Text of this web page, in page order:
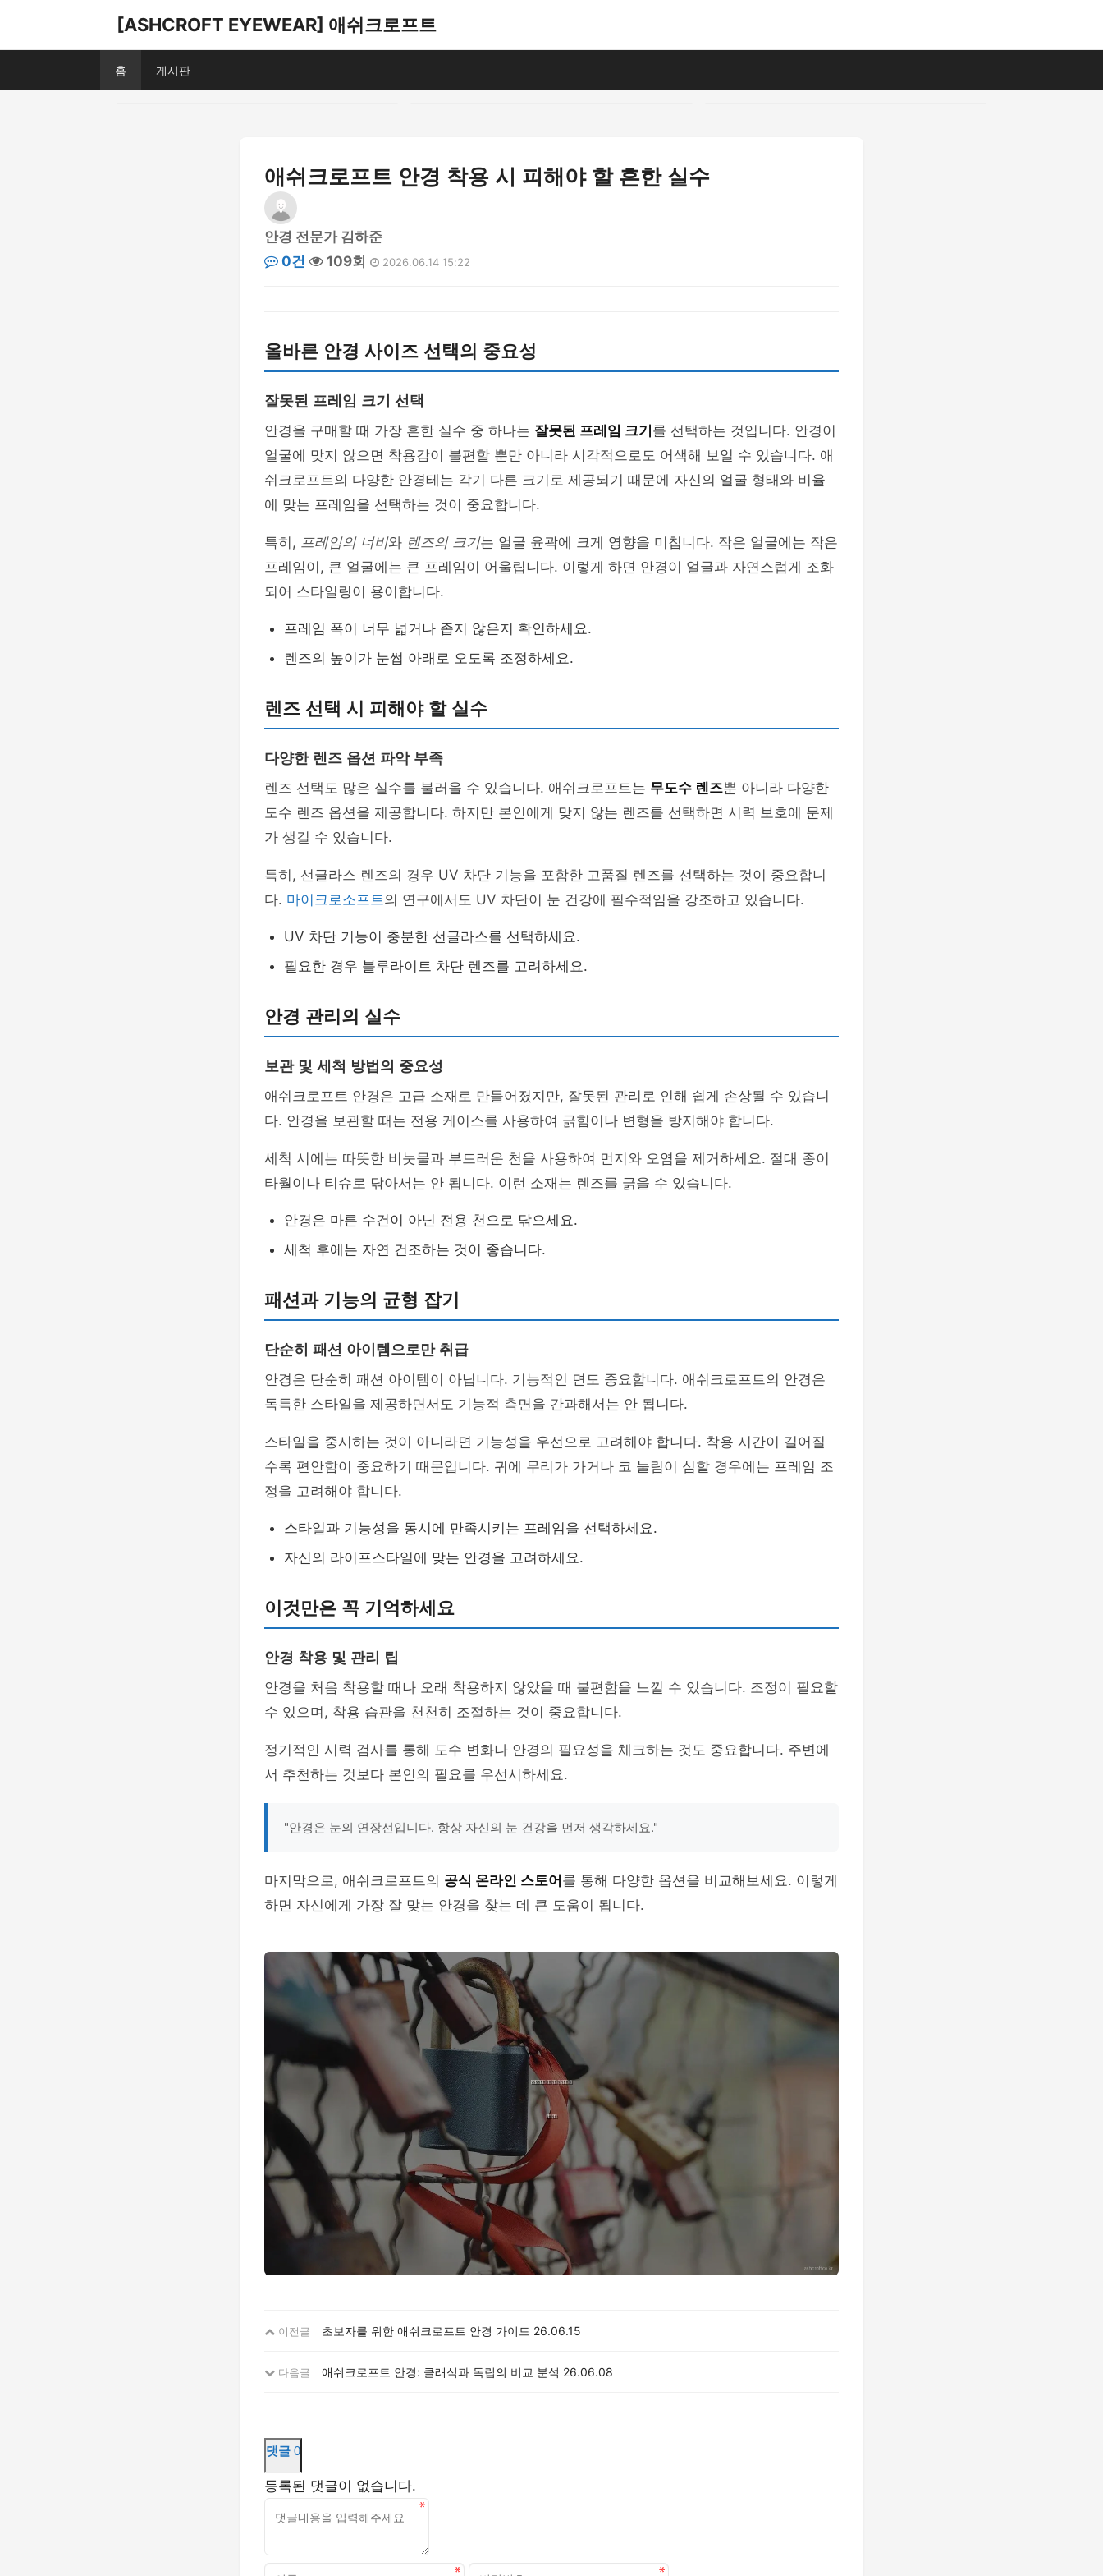
[ASHCROFT EYEWEAR] 애쉬크로프트
홈 게시판
애쉬크로프트 안경 착용 시 피해야 할 흔한 실수
안경 전문가 김하준
0건
109회 2026.06.14 15:22
올바른 안경 사이즈 선택의 중요성
잘못된 프레임 크기 선택
안경을 구매할 때 가장 흔한 실수 중 하나는 잘못된 프레임 크기 를 선택하는 것입니다. 안경이
얼굴에 맞지 않으면 착용감이 불편할 뿐만 아니라 시각적으로도 어색해 보일 수 있습니다. 애
쉬크로프트의 다양한 안경테는 각기 다른 크기로 제공되기 때문에 자신의 얼굴 형태와 비율
에 맞는 프레임을 선택하는 것이 중요합니다.
특히, 프레임의 너비와 렌즈의 크기는 얼굴 윤곽에 크게 영향을 미칩니다. 작은 얼굴에는 작은
프레임이, 큰 얼굴에는 큰 프레임이 어울립니다. 이렇게 하면 안경이 얼굴과 자연스럽게 조화
되어 스타일링이 용이합니다.
프레임 폭이 너무 넓거나 좁지 않은지 확인하세요.
렌즈의 높이가 눈썹 아래로 오도록 조정하세요.
렌즈 선택 시 피해야 할 실수
다양한 렌즈 옵션 파악 부족
렌즈 선택도 많은 실수를 불러올 수 있습니다. 애쉬크로프트는 무도수 렌즈뿐 아니라 다양한
도수 렌즈 옵션을 제공합니다. 하지만 본인에게 맞지 않는 렌즈를 선택하면 시력 보호에 문제
가 생길 수 있습니다.
특히, 선글라스 렌즈의 경우 UV 차단 기능을 포함한 고품질 렌즈를 선택하는 것이 중요합니
다. 마이크로소프트의 연구에서도 UV 차단이 눈 건강에 필수적임을 강조하고 있습니다.
UV 차단 기능이 충분한 선글라스를 선택하세요.
필요한 경우 블루라이트 차단 렌즈를 고려하세요.
안경 관리의 실수
보관 및 세척 방법의 중요성
애쉬크로프트 안경은 고급 소재로 만들어졌지만, 잘못된 관리로 인해 쉽게 손상될 수 있습니
다. 안경을 보관할 때는 전용 케이스를 사용하여 긁힘이나 변형을 방지해야 합니다.
세척 시에는 따뜻한 비눗물과 부드러운 천을 사용하여 먼지와 오염을 제거하세요. 절대 종이
타월이나 티슈로 닦아서는 안 됩니다. 이런 소재는 렌즈를 긁을 수 있습니다.
안경은 마른 수건이 아닌 전용 천으로 닦으세요.
세척 후에는 자연 건조하는 것이 좋습니다.
패션과 기능의 균형 잡기
단순히 패션 아이템으로만 취급
안경은 단순히 패션 아이템이 아닙니다. 기능적인 면도 중요합니다. 애쉬크로프트의 안경은
독특한 스타일을 제공하면서도 기능적 측면을 간과해서는 안 됩니다.
스타일을 중시하는 것이 아니라면 기능성을 우선으로 고려해야 합니다. 착용 시간이 길어질
수록 편안함이 중요하기 때문입니다. 귀에 무리가 가거나 코 눌림이 심할 경우에는 프레임 조
정을 고려해야 합니다.
스타일과 기능성을 동시에 만족시키는 프레임을 선택하세요.
자신의 라이프스타일에 맞는 안경을 고려하세요.
이것만은 꼭 기억하세요
안경 착용 및 관리 팁
안경을 처음 착용할 때나 오래 착용하지 않았을 때 불편함을 느낄 수 있습니다. 조정이 필요할
수 있으며, 착용 습관을 천천히 조절하는 것이 중요합니다.
정기적인 시력 검사를 통해 도수 변화나 안경의 필요성을 체크하는 것도 중요합니다. 주변에
서 추천하는 것보다 본인의 필요를 우선시하세요.
"안경은 눈의 연장선입니다. 항상 자신의 눈 건강을 먼저 생각하세요."
마지막으로, 애쉬크로프트의 공식 온라인 스토어 를 통해 다양한 옵션을 비교해보세요. 이렇게
하면 자신에게 가장 잘 맞는 안경을 찾는 데 큰 도움이 됩니다.
이전글 초보자를 위한 애쉬크로프트 안경 가이드 26.06.15
다음글 애쉬크로프트 안경: 클래식과 독립의 비교 분석 26.06.08
댓글 0
등록된 댓글이 없습니다.